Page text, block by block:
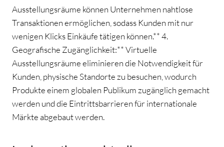
Ausstellungsräume können Unternehmen nahtlose
Transaktionen ermöglichen, sodass Kunden mit nur
wenigen Klicks Einkäufe tätigen können.** 4.
Geografische Zugänglichkeit:** Virtuelle
Ausstellungsräume eliminieren die Notwendigkeit für
Kunden, physische Standorte zu besuchen, wodurch
Produkte einem globalen Publikum zugänglich gemacht
werden und die Eintrittsbarrieren für internationale
Märkte abgebaut werden.